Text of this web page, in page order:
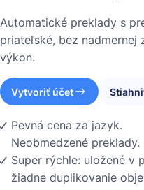
Automatické preklady s
priateľské, bez
výkon.
Vytvoriť účet
Pevná cena za jazyk.
Neobmedzené preklady.
Super rýchle: uložené v
žiadne duplikovanie